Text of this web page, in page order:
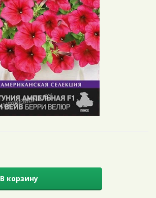
В корзину